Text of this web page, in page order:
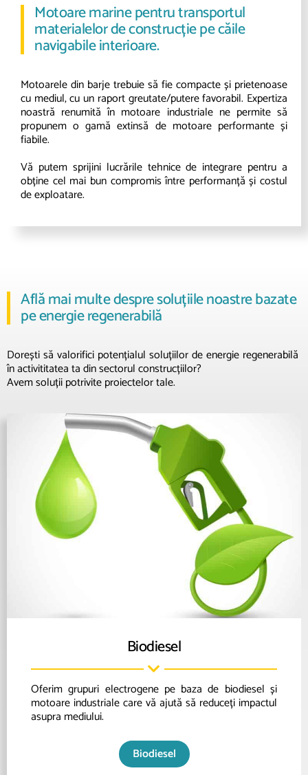
Motoare marine pentru transportul
materialelor de construcție pe căile
navigabile interioare.
Motoarele din barje trebuie să fie compacte și prietenoase
cu mediul, cu un raport greutate/putere favorabil. Expertiza
noastră renumită în motoare industriale ne permite să
propunem o gamă extinsă de motoare performante și
fiabile.
Vă putem sprijini lucrările tehnice de integrare pentru a
obține cel mai bun compromis între performanță și costul
de exploatare.
Află mai multe despre soluțiile noastre bazate
pe energie regenerabilă
Dorești să valorifici potențialul soluțiilor de energie regenerabilă
în activititatea ta din sectorul construcțiilor?
Avem soluții potrivite proiectelor tale.
Biodiesel
Oferim grupuri electrogene pe baza de biodiesel și
motoare industriale care vă ajută să reduceți impactul
asupra mediului.
Biodiesel